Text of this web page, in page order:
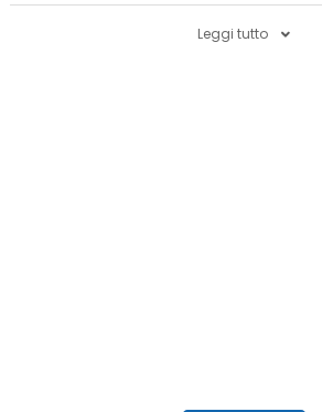
Leggi tutto